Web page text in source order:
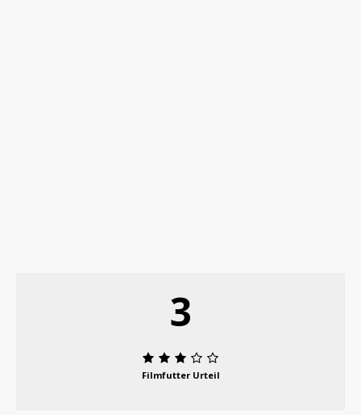
3
Filmfutter Urteil